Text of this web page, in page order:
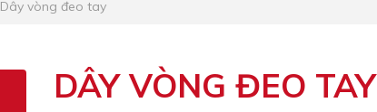
Dây vòng đeo tay
DÂY VÒNG ĐEO TAY